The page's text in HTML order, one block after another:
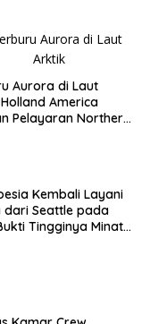
Aurora di Laut
America
Pelayaran Northern
Kembali Layani
dari Seattle pada
Tingginya Minat